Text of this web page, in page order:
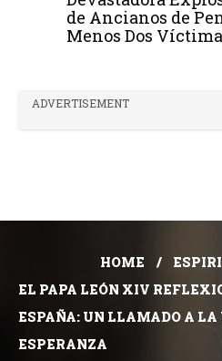
de Ancianos de
Menos Dos
ADVERTISEMENT
HOME
EL PAPA LEÓN XIV
ESPAÑA: UN LLAMADO A
ESPERANZA